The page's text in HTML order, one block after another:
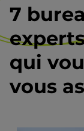
7
qui
vous